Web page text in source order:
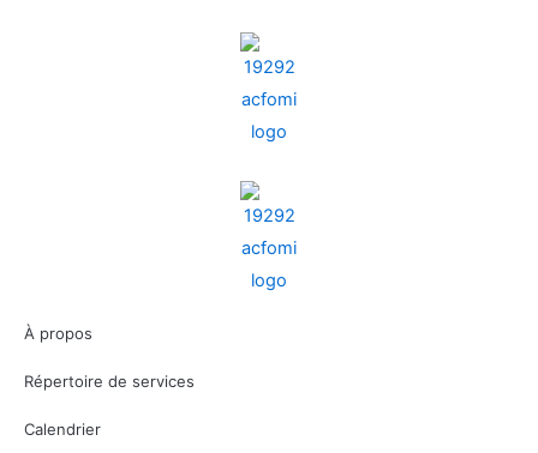
À propos
Répertoire de services
Calendrier